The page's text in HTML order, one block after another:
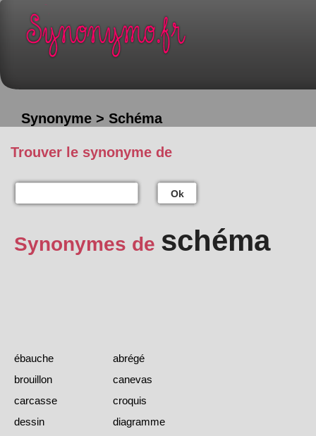
Synonyme > Schéma
Trouver le synonyme de
Ok
Synonymes de schéma
ébauche
abrégé
brouillon
canevas
carcasse
croquis
dessin
diagramme